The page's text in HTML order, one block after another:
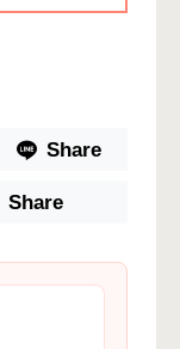
Share
Share